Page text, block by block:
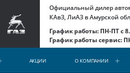
Официальный дилер
КАвЗ, ЛиАЗ в Амурской
График работы: ПН-ПТ с
График работы сервис:
АКЦИИ О КОМПАНИИ